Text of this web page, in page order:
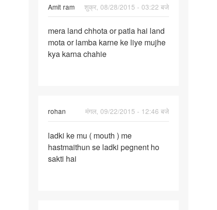
Amit ram
शुक्र, 08/28/2015 - 03:22 बजे
mera
land
chhota
mera land chhota or patla hai land
mota or lamba karne ke liye mujhe
kya karna chahie
rohan
मंगल, 09/22/2015 - 12:46 बजे
ladki
ke
mu
ladki ke mu ( mouth ) me
hastmaithun se ladki pegnent ho
sakti hai